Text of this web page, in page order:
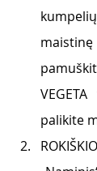
palikite